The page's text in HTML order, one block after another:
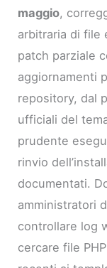
maggio,
arbitraria di file
patch parziale
aggiornamenti
repository, dal
ufficiali del
prudente
rinvio
documentati.
amministratori
controllare log
cercare file